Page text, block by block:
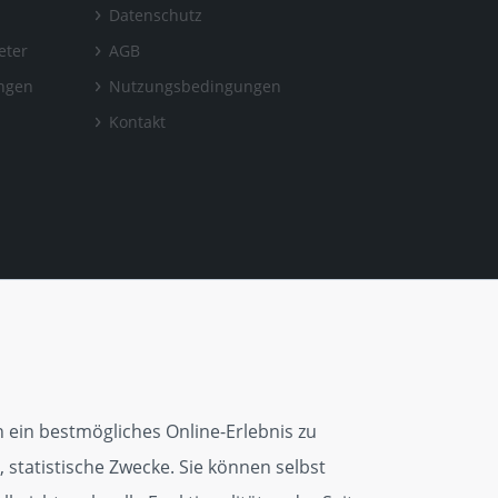
Datenschutz
AGB
Nutzungsbedingungen
Kontakt
bestmögliches Online-Erlebnis zu
Zwecke. Sie können selbst